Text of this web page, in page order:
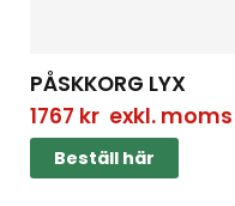
PÅSKKORG LYX
1767 krexkl. moms
Beställ här